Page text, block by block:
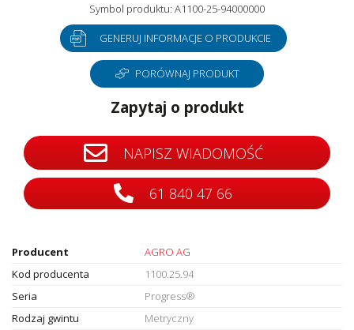
Symbol produktu: A1100-25-94000000
GENERUJ INFORMACJE O PRODUKCIE
PORÓWNAJ PRODUKT
Zapytaj o produkt
NAPISZ WIADOMOŚĆ
61 840 47 66
Producent
AGRO AG
Kod producenta
1100.25.94
Seria
Progress®
Rodzaj gwintu
Metryczny